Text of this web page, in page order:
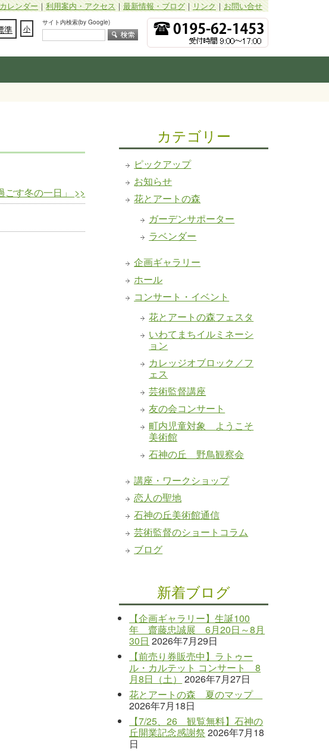
レンダー｜利用案内・アクセス｜最新情報・ブログ｜リンク｜お問い合せ
サイト内検索(by Google)
準 小
す冬の一日」 >>
カテゴリー
ピックアップ
お知らせ
花とアートの森
ガーデンサポーター
ラベンダー
企画ギャラリー
ホール
コンサート・イベント
花とアートの森フェスタ
いわてまちイルミネーシ
ョン
カレッジオブロック／フ
ェス
芸術監督講座
友の会コンサート
町内児童対象 ようこそ
美術館
石神の丘 野鳥観察会
講座・ワークショップ
恋人の聖地
石神の丘美術館通信
芸術監督のショートコラム
ブログ
新着ブログ
【企画ギャラリー】生誕100
年 齋藤忠誠展 6月20日～8月
30日 2026年7月29日
【前売り券販売中】ラトゥー
ル・カルテット コンサート 8
月8日（土）
2026年7月27日
花とアートの森 夏のマップ
2026年7月18日
【7/25、26 観覧無料】石神の
丘開業記念感謝祭 2026年7月18
日